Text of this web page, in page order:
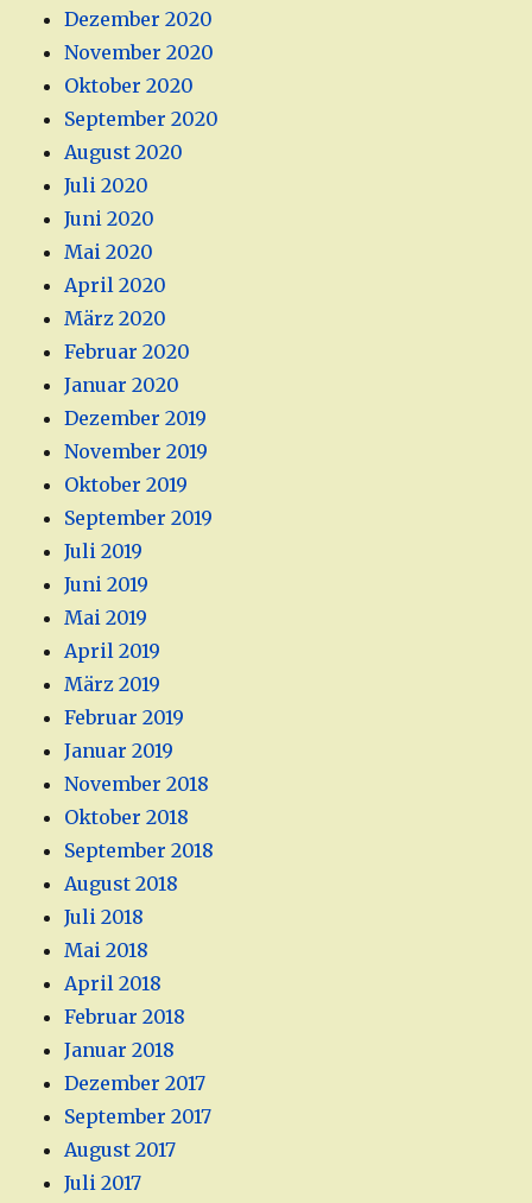
Dezember 2020
November 2020
Oktober 2020
September 2020
August 2020
Juli 2020
Juni 2020
Mai 2020
April 2020
März 2020
Februar 2020
Januar 2020
Dezember 2019
November 2019
Oktober 2019
September 2019
Juli 2019
Juni 2019
Mai 2019
April 2019
März 2019
Februar 2019
Januar 2019
November 2018
Oktober 2018
September 2018
August 2018
Juli 2018
Mai 2018
April 2018
Februar 2018
Januar 2018
Dezember 2017
September 2017
August 2017
Juli 2017